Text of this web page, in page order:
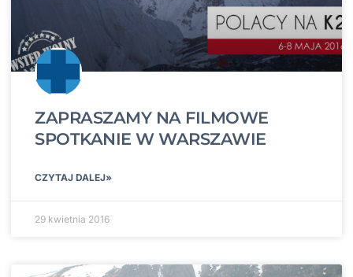
ZAPRASZAMY NA FILMOWE
SPOTKANIE W WARSZAWIE
CZYTAJ DALEJ»
29 kwietnia 2016